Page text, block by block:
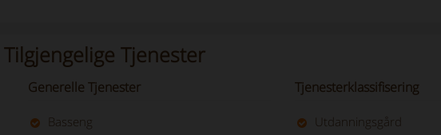
Tilgjengelige Tjenester
Generelle Tjenester
Basseng
Tjenesterklassifisering
Utdanningsgård